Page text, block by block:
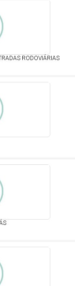
RODOVIÁRIAS